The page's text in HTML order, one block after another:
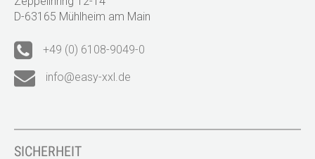
D-63165 Mühlheim am Main
+49 (0) 6108-9049-0
info@easy-xxl.de
SICHERHEIT